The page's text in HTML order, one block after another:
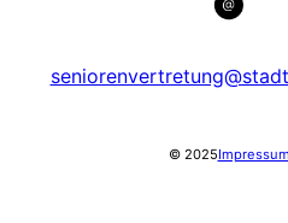
© 2025Impressum